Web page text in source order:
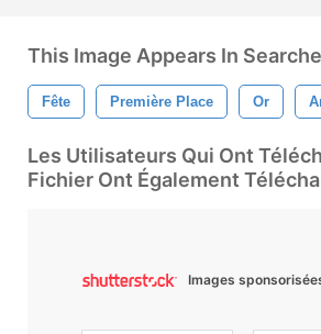
This Image Appears In
Fête Première Place Or
Les Utilisateurs Qui Ont
Fichier Ont Également
Images